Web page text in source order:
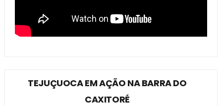
TEJUÇUOCA EM AÇÃO NA BARRA DO
CAXITORÉ